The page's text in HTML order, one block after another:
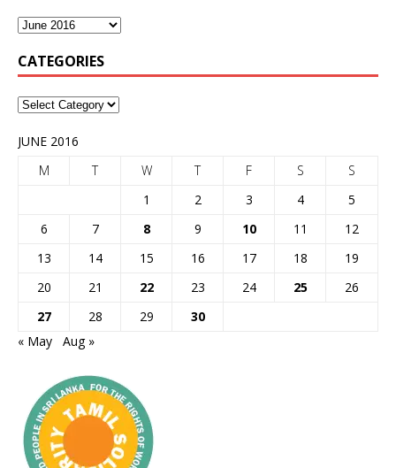
CATEGORIES
JUNE 2016
M
T W T F S
S
1
2 3 4
5
6
7 8 9 10 11
12
13
14 15 16 17 18
19
20
21 22 23 24 25
26
27
28 29
30
« May
Aug »